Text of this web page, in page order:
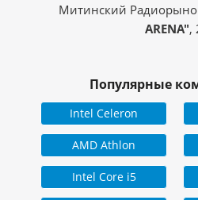
Митинский
ARENA",
Популярные
Intel Celeron
AMD Athlon
Intel Core i5